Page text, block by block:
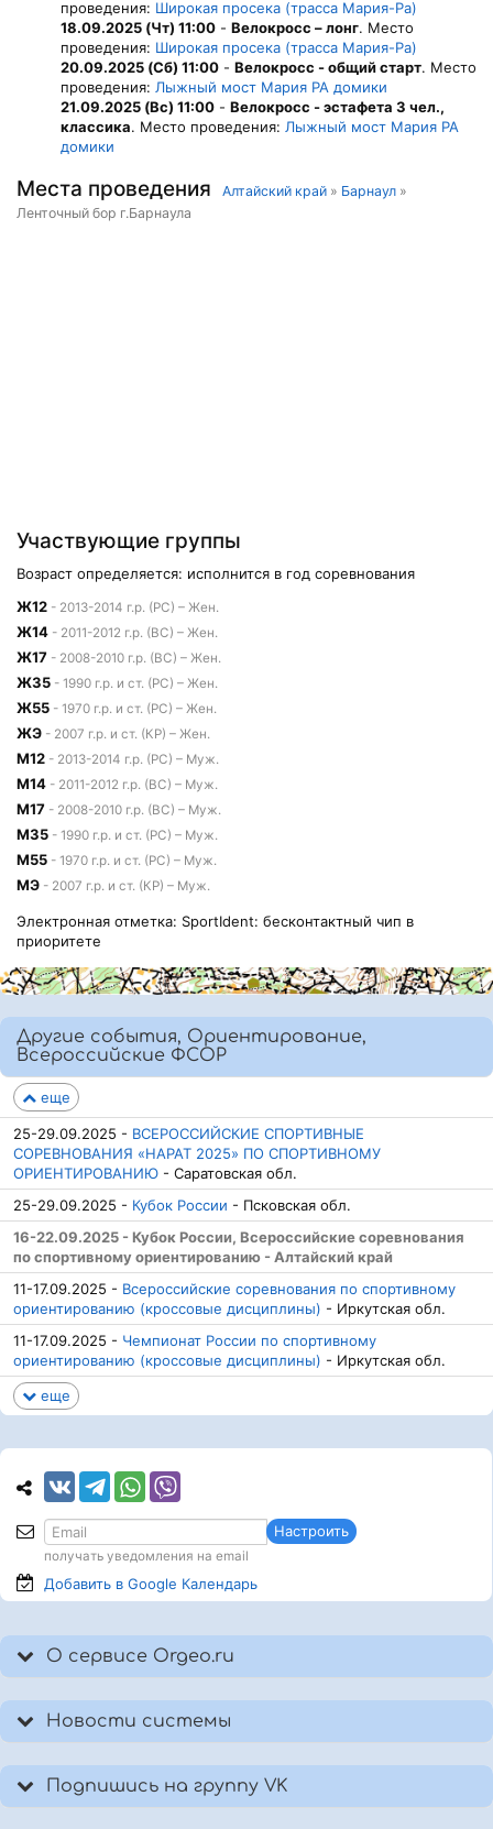
проведения: Широкая просека (трасса Мария-Ра)
18.09.2025 (Чт) 11:00 - Велокросс – лонг. Место
проведения: Широкая просека (трасса Мария-Ра)
20.09.2025 (Сб) 11:00 - Велокросс - общий старт. Место
проведения: Лыжный мост Мария РА домики
21.09.2025 (Вс) 11:00 - Велокросс - эстафета 3 чел.,
классика. Место проведения: Лыжный мост Мария РА
домики
Места проведения Алтайский край » Барнаул »
Ленточный бор г.Барнаула
Участвующие группы
Возраст определяется: исполнится в год соревнования
Ж12 - 2013-2014 г.р. (РС) – Жен.
Ж14 - 2011-2012 г.р. (ВС) – Жен.
Ж17 - 2008-2010 г.р. (ВС) – Жен.
Ж35 - 1990 г.р. и ст. (РС) – Жен.
Ж55 - 1970 г.р. и ст. (РС) – Жен.
ЖЭ - 2007 г.р. и ст. (КР) – Жен.
М12 - 2013-2014 г.р. (РС) – Муж.
М14 - 2011-2012 г.р. (ВС) – Муж.
М17 - 2008-2010 г.р. (ВС) – Муж.
М35 - 1990 г.р. и ст. (РС) – Муж.
М55 - 1970 г.р. и ст. (РС) – Муж.
МЭ - 2007 г.р. и ст. (КР) – Муж.
Электронная отметка: SportIdent: бесконтактный чип в
приоритете
Другие события, Ориентирование,
Всероссийские ФСОР
еще
25-29.09.2025 - ВСЕРОССИЙСКИЕ СПОРТИВНЫЕ
СОРЕВНОВАНИЯ «НАРАТ 2025» ПО СПОРТИВНОМУ
ОРИЕНТИРОВАНИЮ - Саратовская обл.
25-29.09.2025 - Кубок России - Псковская обл.
16-22.09.2025 - Кубок России, Всероссийские соревнования
по спортивному ориентированию - Алтайский край
11-17.09.2025 - Всероссийские соревнования по спортивному
ориентированию (кроссовые дисциплины) - Иркутская обл.
11-17.09.2025 - Чемпионат России по спортивному
ориентированию (кроссовые дисциплины) - Иркутская обл.
еще
Настроить
получать уведомления на email
Добавить в Google Календарь
О сервисе Orgeo.ru
Новости системы
Подпишись на группу VK